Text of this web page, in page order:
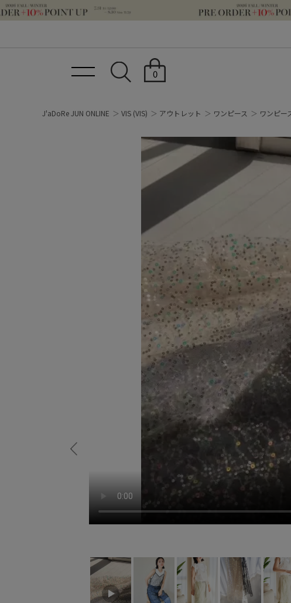
0
J'aDoRe JUN ONLINE VIS (VIS) アウトレット ワンピース ワンピー